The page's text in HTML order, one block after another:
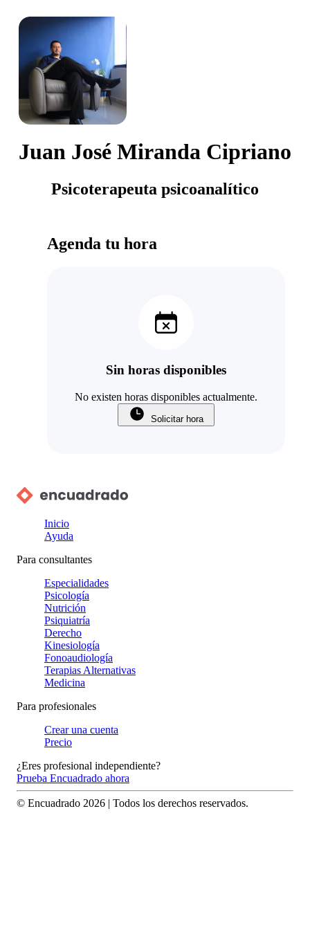
Juan José Miranda Cipriano
Psicoterapeuta psicoanalítico
Agenda tu hora
Sin horas disponibles
No existen horas disponibles actualmente.
Solicitar hora
Inicio
Ayuda
Para consultantes
Especialidades
Psicología
Nutrición
Psiquiatría
Derecho
Kinesiología
Fonoaudiología
Terapias Alternativas
Medicina
Para profesionales
Crear una cuenta
Precio
¿Eres profesional independiente?
Prueba Encuadrado ahora
© Encuadrado 2026 | Todos los derechos reservados.